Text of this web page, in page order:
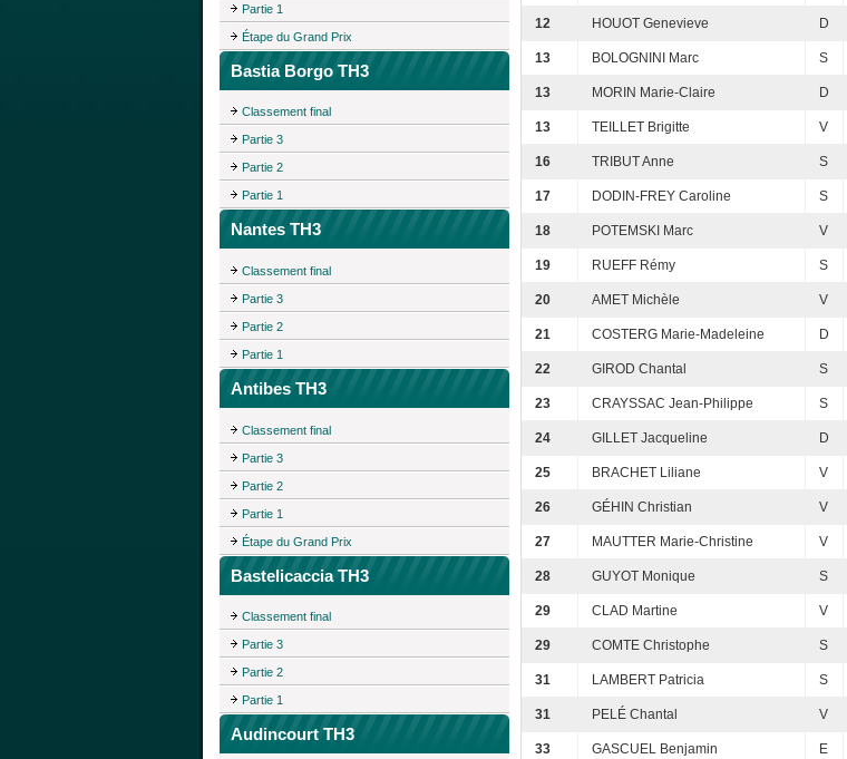
Partie 1
Étape du Grand Prix
Bastia Borgo TH3
Classement final
Partie 3
Partie 2
Partie 1
Nantes TH3
Classement final
Partie 3
Partie 2
Partie 1
Antibes TH3
Classement final
Partie 3
Partie 2
Partie 1
Étape du Grand Prix
Bastelicaccia TH3
Classement final
Partie 3
Partie 2
Partie 1
Audincourt TH3
12 HOUOT Genevieve D
13 BOLOGNINI Marc S
13 MORIN Marie-Claire D
13 TEILLET Brigitte V
16 TRIBUT Anne S
17 DODIN-FREY Caroline S
18 POTEMSKI Marc V
19 RUEFF Rémy S
20 AMET Michèle V
21 COSTERG Marie-Madeleine D
22 GIROD Chantal S
23 CRAYSSAC Jean-Philippe S
24 GILLET Jacqueline D
25 BRACHET Liliane V
26 GÉHIN Christian V
27 MAUTTER Marie-Christine V
28 GUYOT Monique S
29 CLAD Martine V
29 COMTE Christophe S
31 LAMBERT Patricia S
31 PELÉ Chantal V
33 GASCUEL Benjamin E